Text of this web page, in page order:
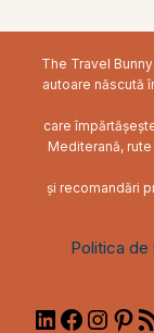
The Travel
autoare născută
care
Mediterană,
și recomandări
Politica de
LinkedIn